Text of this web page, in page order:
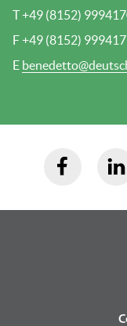
T +49 (8152)
F +49 (8152)
E